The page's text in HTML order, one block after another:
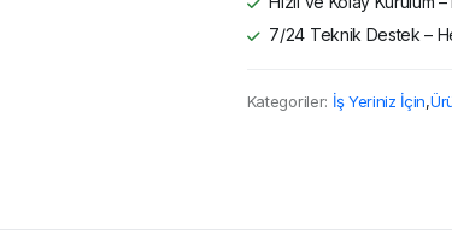
7/24 Teknik Destek –
Kategoriler: İş Yeriniz İçin,